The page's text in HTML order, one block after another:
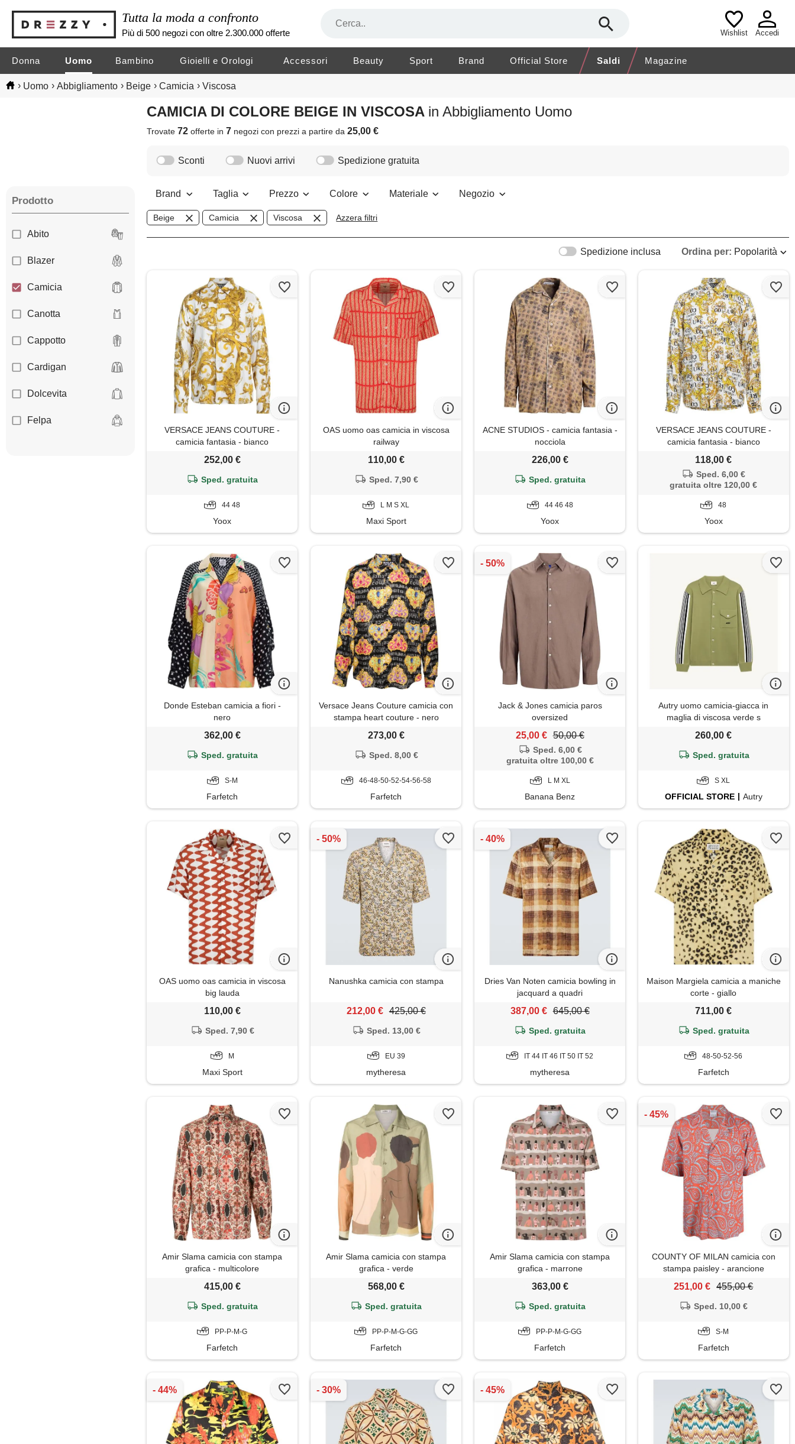
Tutta la moda a confronto
Più di 500 negozi con oltre 2.300.000 offerte Wishlist Accedi
Donna Uomo Bambino Gioielli e Orologi Accessori Beauty Sport Brand Official Store Saldi Magazine
› Uomo › Abbigliamento › Beige › Camicia › Viscosa
CAMICIA DI COLORE BEIGE IN VISCOSA in Abbigliamento Uomo
Trovate72 offerte in7 negozicon prezzi a partire da25,00 €
Prodotto
Abito
Blazer
Camicia
Canotta
Cappotto
Cardigan
Dolcevita
Felpa
Sconti Nuovi arrivi Spedizione gratuita
Brand Taglia Prezzo Colore Materiale Negozio
Beige Camicia Viscosa Azzera filtri
Ordina per: Popolarità
Spedizione inclusa
VERSACE JEANS COUTURE -
camicia fantasia - bianco
252,00 €
Sped. gratuita
44 48
Yoox
OAS uomo oas camicia in viscosa
railway
110,00 €
Sped. 7,90 €
L M S XL
Maxi Sport
ACNE STUDIOS - camicia fantasia -
nocciola
226,00 €
Sped. gratuita
44 46 48
Yoox
VERSACE JEANS COUTURE -
camicia fantasia - bianco
118,00 €
Sped. 6,00 €
gratuita oltre 120,00 €
48
Yoox
Donde Esteban camicia a fiori -
nero
362,00 €
Sped. gratuita
S-M
Farfetch
Versace Jeans Couture camicia con
stampa heart couture - nero
273,00 €
Sped. 8,00 €
46-48-50-52-54-56-58
Farfetch
Jack & Jones camicia paros
oversized
25,00 € 50,00 €
Sped. 6,00 €
gratuita oltre 100,00 €
L M XL
Banana Benz
Autry uomo camicia-giacca in
maglia di viscosa verde s
260,00 €
Sped. gratuita
S XL
OFFICIALSTORE Autry
OAS uomo oas camicia in viscosa
big lauda
110,00 €
Sped. 7,90 €
M
Maxi Sport
Nanushka camicia con stampa
212,00 € 425,00 €
Sped. 13,00 €
EU 39
mytheresa
Dries Van Noten camicia bowling in
jacquard a quadri
387,00 € 645,00 €
Sped. gratuita
IT 44 IT 46 IT 50 IT 52
mytheresa
Maison Margiela camicia a maniche
corte - giallo
711,00 €
Sped. gratuita
48-50-52-56
Farfetch
Amir Slama camicia con stampa
grafica - multicolore
415,00 €
Sped. gratuita
PP-P-M-G
Farfetch
Amir Slama camicia con stampa
grafica - verde
568,00 €
Sped. gratuita
PP-P-M-G-GG
Farfetch
Amir Slama camicia con stampa
grafica - marrone
363,00 €
Sped. gratuita
PP-P-M-G-GG
Farfetch
COUNTY OF MILAN camicia con
stampa paisley - arancione
251,00 € 455,00 €
Sped. 10,00 €
S-M
Farfetch